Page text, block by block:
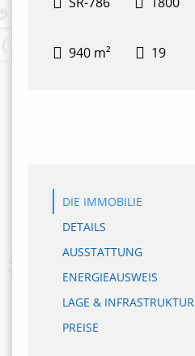
940 m² 19
DIE IMMOBILIE
DETAILS
AUSSTATTUNG
ENERGIEAUSWEIS
LAGE & INFRASTRUKTUR
PREISE